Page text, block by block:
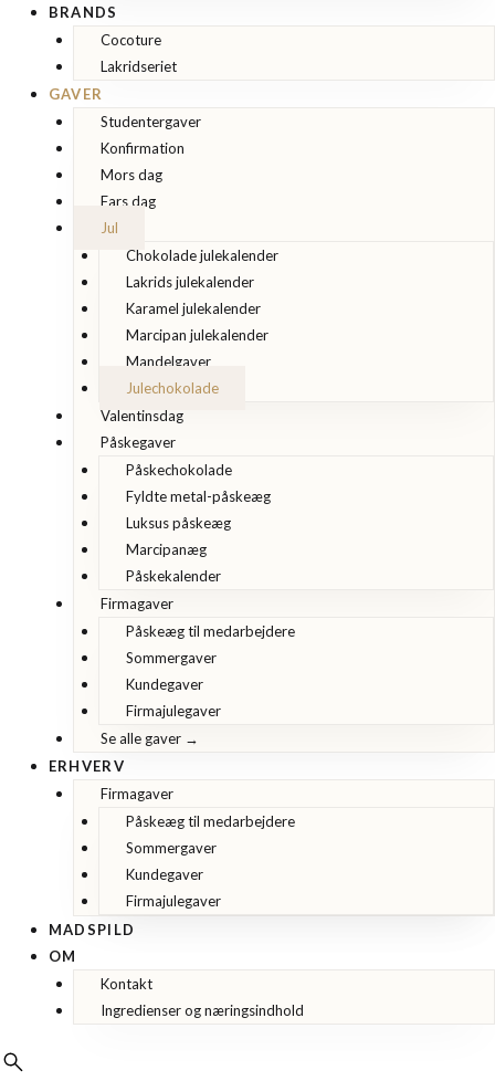
BRANDS
Cocoture
Lakridseriet
GAVER
Studentergaver
Konfirmation
Mors dag
Fars dag
Jul
Chokolade julekalender
Lakrids julekalender
Karamel julekalender
Marcipan julekalender
Mandelgaver
Julechokolade
Valentinsdag
Påskegaver
Påskechokolade
Fyldte metal-påskeæg
Luksus påskeæg
Marcipanæg
Påskekalender
Firmagaver
Påskeæg til medarbejdere
Sommergaver
Kundegaver
Firmajulegaver
Se alle gaver →
ERHVERV
Firmagaver
Påskeæg til medarbejdere
Sommergaver
Kundegaver
Firmajulegaver
MADSPILD
OM
Kontakt
Ingredienser og næringsindhold